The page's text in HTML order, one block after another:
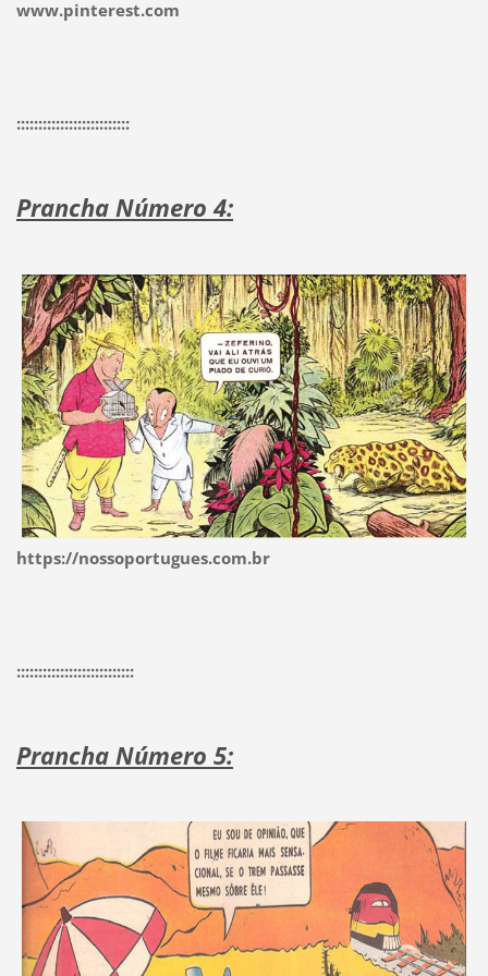
www.pinterest.com
::::::::::::::::::::::::::
Prancha Número 4:
https://nossoportugues.com.br
:::::::::::::::::::::::::::
Prancha Número 5: